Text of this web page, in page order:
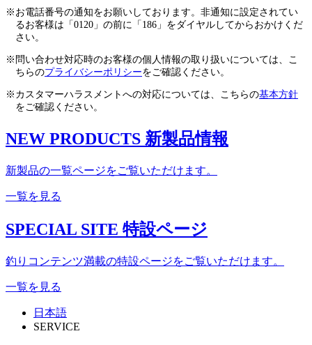
※お電話番号の通知をお願いしております。非通知に設定されてい
るお客様は「0120」の前に「186」をダイヤルしてからおかけくだ
さい。
※問い合わせ対応時のお客様の個人情報の取り扱いについては、こ
ちらのプライバシーポリシーをご確認ください。
※カスタマーハラスメントへの対応については、こちらの基本方針
をご確認ください。
NEW PRODUCTS 新製品情報
新製品の一覧ページをご覧いただけます。
一覧を見る
SPECIAL SITE 特設ページ
釣りコンテンツ満載の特設ページをご覧いただけます。
一覧を見る
日本語
SERVICE